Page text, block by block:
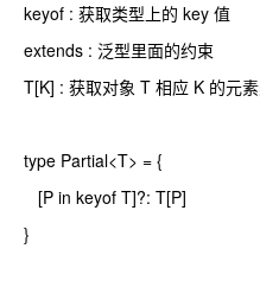
keyof : 获取类型上的 key 值
extends : 泛型里面的约束
T[K] : 获取对象 T 相应 K 的元
type Partial<T> = {
[P in keyof T]?: T[P]
}